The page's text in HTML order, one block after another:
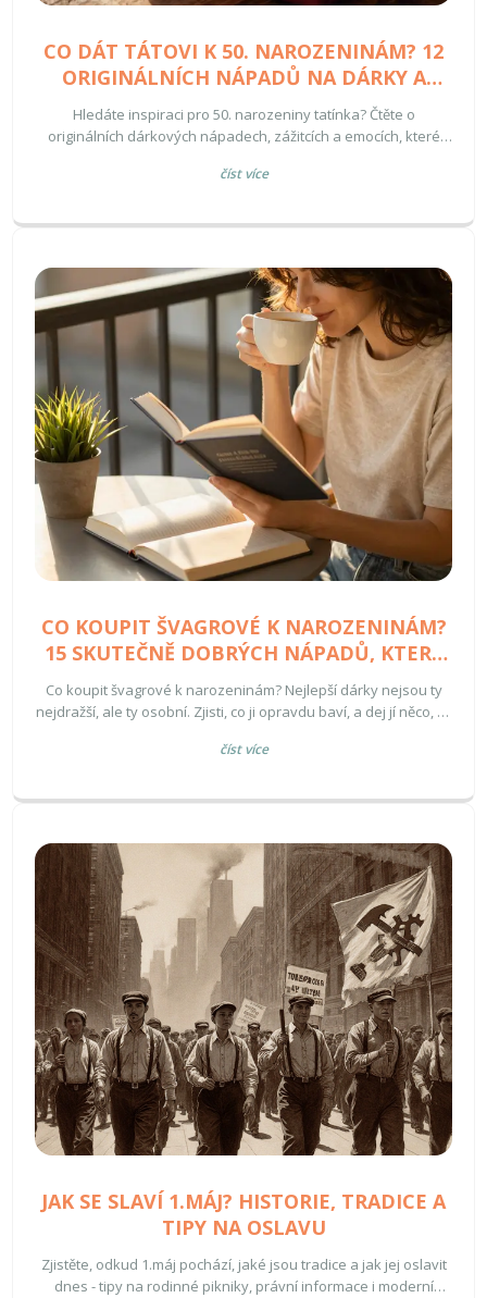
CO DÁT TÁTOVI K 50. NAROZENINÁM? 12
ORIGINÁLNÍCH NÁPADŮ NA DÁRKY A
ZÁŽITKY
Hledáte inspiraci pro 50. narozeniny tatínka? Čtěte o
originálních dárkových nápadech, zážitcích a emocích, které
číst více
CO KOUPIT ŠVAGROVÉ K NAROZENINÁM?
15 SKUTEČNĚ DOBRÝCH NÁPADŮ, KTERÉ
JI POTĚŠÍ
Co koupit švagrové k narozeninám? Nejlepší dárky nejsou ty
nejdražší, ale ty osobní. Zjisti, co ji opravdu baví, a dej jí něco, co
číst více
JAK SE SLAVÍ 1.MÁJ? HISTORIE, TRADICE A
TIPY NA OSLAVU
Zjistěte, odkud 1.máj pochází, jaké jsou tradice a jak jej oslavit
dnes - tipy na rodinné pikniky, právní informace i moderní